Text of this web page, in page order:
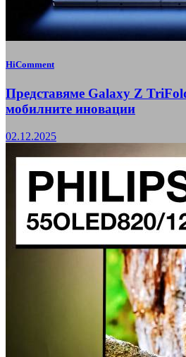
HiComment
Представяме Galaxy Z
мобилните иновации
02.12.2025